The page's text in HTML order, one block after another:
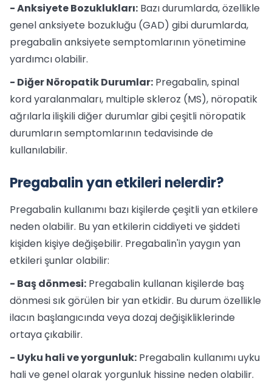
- Anksiyete Bozuklukları: Bazı durumlarda, özellikle
genel anksiyete bozukluğu (GAD) gibi durumlarda,
pregabalin anksiyete semptomlarının yönetimine
yardımcı olabilir.
- Diğer Nöropatik Durumlar: Pregabalin, spinal
kord yaralanmaları, multiple skleroz (MS), nöropatik
ağrılarla ilişkili diğer durumlar gibi çeşitli nöropatik
durumların semptomlarının tedavisinde de
kullanılabilir.
Pregabalin yan etkileri nelerdir?
Pregabalin kullanımı bazı kişilerde çeşitli yan etkilere
neden olabilir. Bu yan etkilerin ciddiyeti ve şiddeti
kişiden kişiye değişebilir. Pregabalin'in yaygın yan
etkileri şunlar olabilir:
- Baş dönmesi: Pregabalin kullanan kişilerde baş
dönmesi sık görülen bir yan etkidir. Bu durum özellikle
ilacın başlangıcında veya dozaj değişikliklerinde
ortaya çıkabilir.
- Uyku hali ve yorgunluk: Pregabalin kullanımı uyku
hali ve genel olarak yorgunluk hissine neden olabilir.